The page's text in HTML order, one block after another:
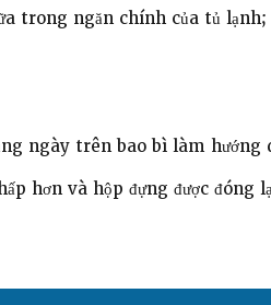
trong ngăn chính của tủ
ngày trên bao bì làm hướng
hơn và hộp đựng được đóng